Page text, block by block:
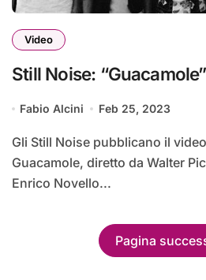
Video
Still Noise:
Fabio Alcini Feb 25, 2023
Gli Still Noise pubblicano il video ufficiale di
Guacamole, diretto da Walter
Enrico Novello...
Pagina